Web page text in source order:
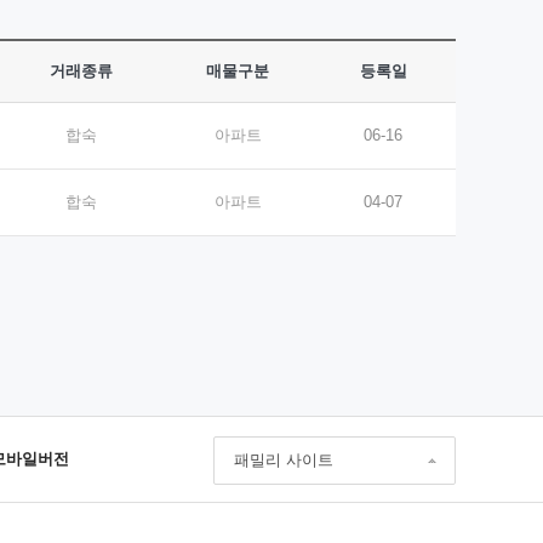
거래종류 매물구분 등록일
합숙 아파트 06-16
합숙 아파트 04-07
바일버전 패밀리 사이트